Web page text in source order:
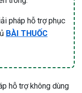
pháp hỗ trợ phục
BÀI THUỐC
hỗ trợ không dùng